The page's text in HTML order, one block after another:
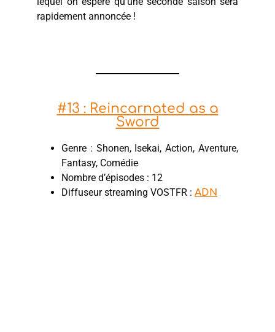
rapidement annoncée !
#13 : Reincarnated as a
Sword
Genre : Shonen, Isekai, Action, Aventure,
Fantasy, Comédie
Nombre d’épisodes : 12
Diffuseur streaming VOSTFR : ADN